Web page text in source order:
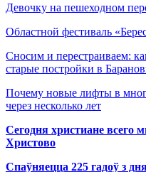
Девочку на пешеходном
Областной фестиваль
Сносим и перестраиваем:
старые постройки в
Почему новые лифты в
через несколько лет
Сегодня христиане всего
Христово
Спаўняецца 225 гадоў з